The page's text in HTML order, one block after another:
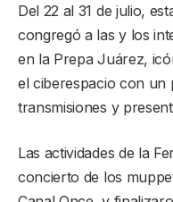
Del 22 al 31 de julio,
congregó a las y los
en la Prepa Juárez,
el ciberespacio con un
transmisiones y
Las actividades de la
concierto de los